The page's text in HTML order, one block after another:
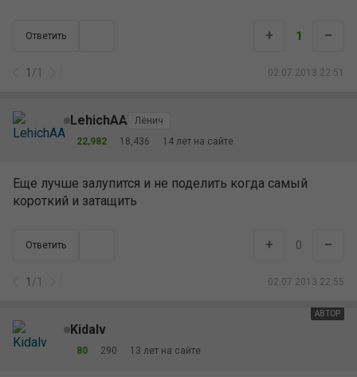
Ответить
1 /1 02.07.2013 22:51
+ 1 –
LehichAA
Лёнич
22,982
18,436 14 лет на сайте
Еще лучше залупится и не поделить когда самый
короткий и затащить
Ответить
1 /1 02.07.2013 22:55
+ 0 –
АВТОР
Kidalv
80 290 13 лет на сайте